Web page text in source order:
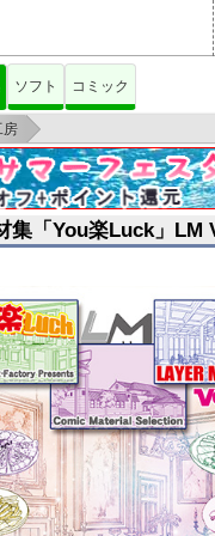
ソフト コミック
房
>
You楽Luck」LM Vol.01 「食」
集「You楽Luck」LM